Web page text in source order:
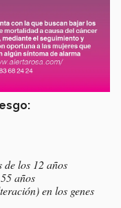
de los 12 años
años
en los genes